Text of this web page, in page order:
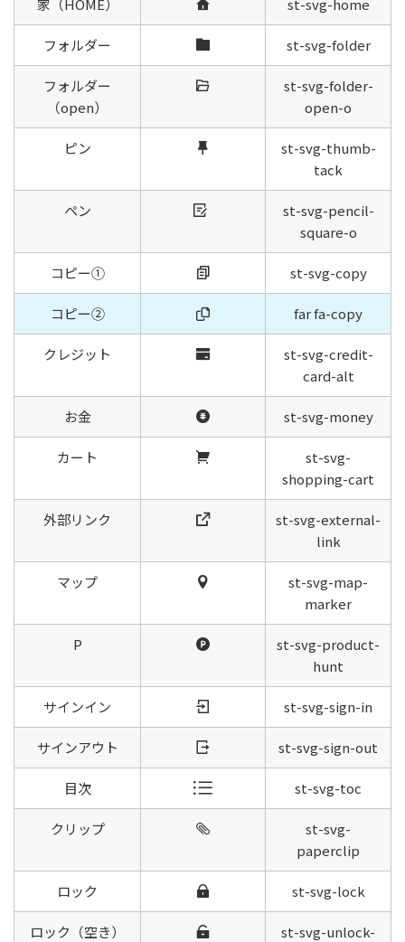
家（HOME） st-svg-home
フォルダー st-svg-folder
フォルダー
（open）
st-svg-folder-
open-o
ピン
st-svg-thumb-
tack
ペン
st-svg-pencil-
square-o
コピー① st-svg-copy
コピー② far fa-copy
クレジット
st-svg-credit-
card-alt
お金 st-svg-money
カート
st-svg-
shopping-cart
外部リンク
st-svg-external-
link
マップ
st-svg-map-
marker
P
st-svg-product-
hunt
サインイン st-svg-sign-in
サインアウト st-svg-sign-out
目次 st-svg-toc
クリップ
st-svg-
paperclip
ロック st-svg-lock
ロック（空き）
st-svg-unlock-